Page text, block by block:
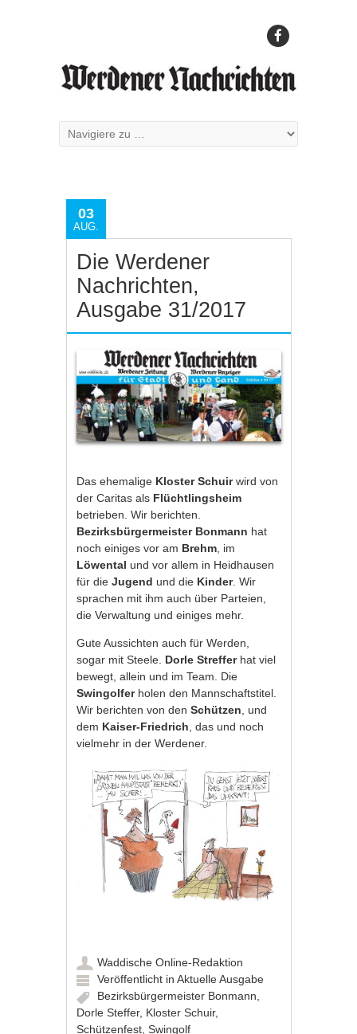
03
AUG.
Die Werdener
Nachrichten,
Ausgabe 31/2017
Das ehemalige Kloster Schuirwird von
der Caritas als Flüchtlingsheim
betrieben. Wir berichten.
Bezirksbürgermeister Bonmann hat
noch einiges vor am Brehm , im
Löwental und vor allem in Heidhausen
für dieJugend und die Kinder. Wir
sprachen mit ihm auch über Parteien,
die Verwaltung und einiges mehr.
Gute Aussichten auch für Werden,
sogar mit Steele. Dorle Strefferhat viel
bewegt, allein und im Team. Die
Swingolferholen den Mannschaftstitel.
Wir berichten von denSchützen , und
dem Kaiser-Friedrich , das und noch
vielmehr in der Werdener.
Waddische Online-Redaktion
Veröffentlicht inAktuelle Ausgabe
Bezirksbürgermeister Bonmann
Dorle Steffer, Kloster Schuir,
Schützenfest ,Swingolf